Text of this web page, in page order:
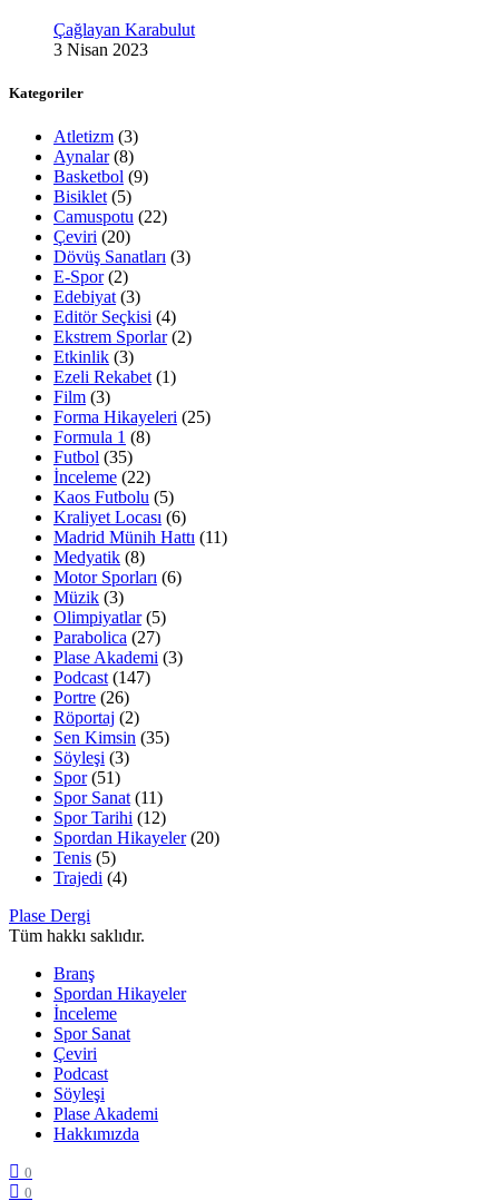
Çağlayan Karabulut
3 Nisan 2023
Kategoriler
Atletizm (3)
Aynalar(8)
Basketbol (9)
Bisiklet (5)
Camuspotu (22)
Çeviri (20)
Dövüş Sanatları (3)
E-Spor(2)
Edebiyat (3)
Editör Seçkisi (4)
Ekstrem Sporlar(2)
Etkinlik (3)
Ezeli Rekabet (1)
Film (3)
Forma Hikayeleri (25)
Formula 1 (8)
Futbol (35)
İnceleme (22)
Kaos Futbolu (5)
Kraliyet Locası (6)
Madrid Münih Hattı (11)
Medyatik (8)
Motor Sporları (6)
Müzik (3)
Olimpiyatlar(5)
Parabolica (27)
Plase Akademi (3)
Podcast (147)
Portre (26)
Röportaj (2)
Sen Kimsin (35)
Söyleşi (3)
Spor(51)
Spor Sanat (11)
Spor Tarihi (12)
Spordan Hikayeler(20)
Tenis (5)
Trajedi (4)
Plase Dergi
Tüm hakkı saklıdır.
Branş
Spordan Hikayeler
İnceleme
Spor Sanat
Çeviri
Podcast
Söyleşi
Plase Akademi
Hakkımızda
0
0